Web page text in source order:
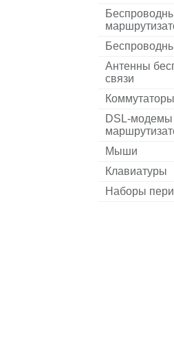
Антенны
связи
Коммутаторы
DSL-модемы
Мыши
Клавиатуры
Наборы